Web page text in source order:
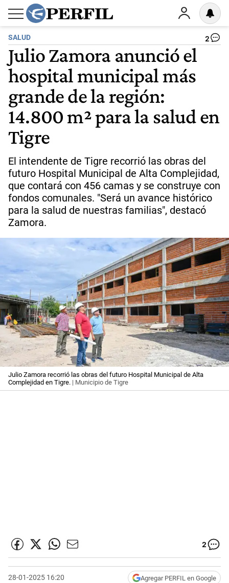
SALUD 2
Julio Zamora anunció el
hospital municipal más
grande de la región:
14.800 m² para la salud en
Tigre
El intendente de Tigre recorrió las obras del
futuro Hospital Municipal de Alta Complejidad,
que contará con 456 camas y se construye con
fondos comunales. "Será un avance histórico
para la salud de nuestras familias", destacó
Zamora.
Julio Zamora recorrió las obras del futuro Hospital Municipal de Alta
Complejidad en Tigre. | Municipio de Tigre
2
28-01-2025 16:20 Agregar PERFIL en Google